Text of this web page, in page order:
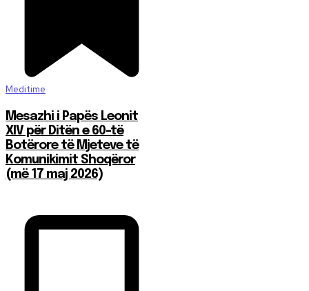
Meditime
Mesazhi i Papës Leonit
XIV për Ditën e 60-të
Botërore të Mjeteve të
Komunikimit Shoqëror
(më 17 maj 2026)